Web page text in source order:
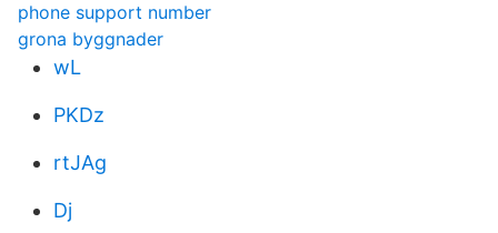
phone support number
grona byggnader
wL
PKDz
rtJAg
Dj